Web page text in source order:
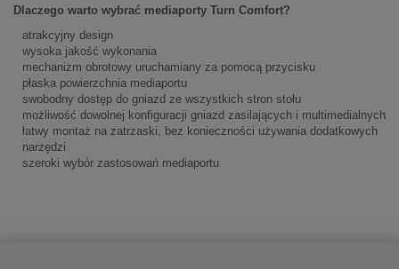
Dlaczego warto wybrać mediaporty Turn Comfort?
atrakcyjny design
wysoka jakość wykonania
mechanizm obrotowy uruchamiany za pomocą przycisku
płaska powierzchnia mediaportu
swobodny dostęp do gniazd ze wszystkich stron stołu
możliwość dowolnej konfiguracji gniazd zasilających i multimedialnych
łatwy montaż na zatrzaski, bez konieczności używania dodatkowych
narzędzi
szeroki wybór zastosowań mediaportu